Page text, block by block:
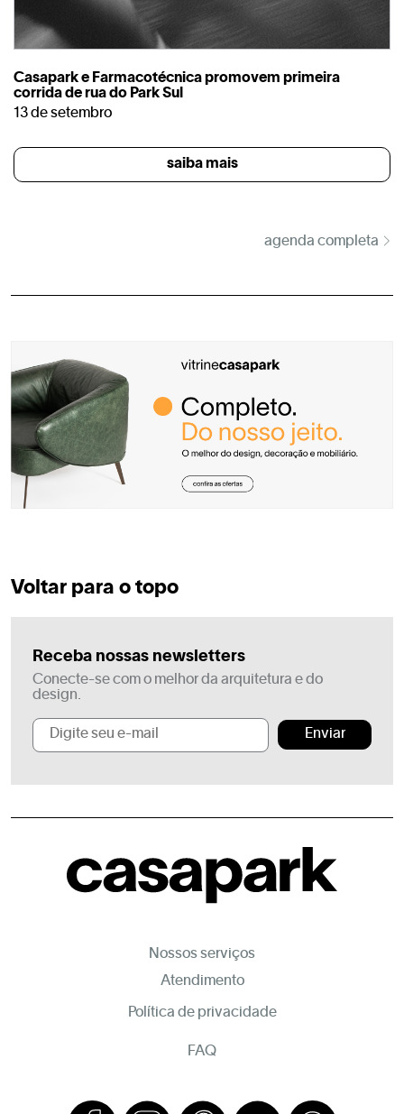
Casapark e Farmacotécnica promovem primeira
corrida de rua do Park Sul
13 de setembro
saiba mais
agenda completa
Voltar para o topo
Receba nossas newsletters
Conecte-se com o melhor da arquitetura e do
design.
Enviar
Nossos serviços
Atendimento
Política de privacidade
FAQ